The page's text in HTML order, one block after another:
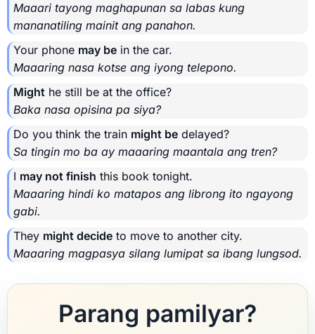
Maaari tayong maghapunan sa labas kung
mananatiling mainit ang panahon.
Your phone may be in the car.
Maaaring nasa kotse ang iyong telepono.
Might he still be at the office?
Baka nasa opisina pa siya?
Do you think the train might be delayed?
Sa tingin mo ba ay maaaring maantala ang tren?
I may not finish this book tonight.
Maaaring hindi ko matapos ang librong ito ngayong
gabi.
They might decide to move to another city.
Maaaring magpasya silang lumipat sa ibang lungsod.
Parang pamilyar?